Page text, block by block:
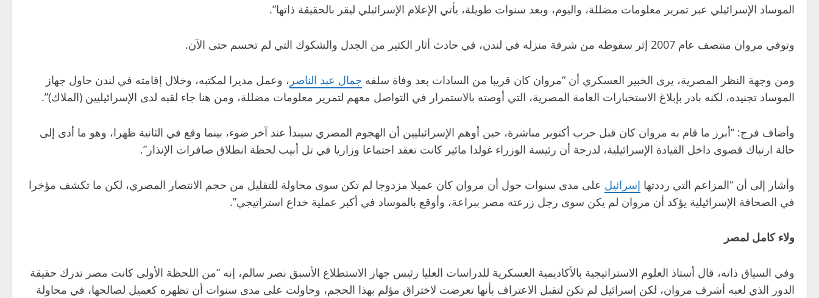
الموساد الإسرائيلي عبر تمرير معلومات مضللة، واليوم، وبعد سنوات طويلة، يأتي الإعلام الإسرائيلي ليقر بالحقيقة ذاتها”.
وتوفي مروان منتصف عام 2007 إثر سقوطه من شرفة منزله في لندن، في حادث أثار الكثير من الجدل والشكوك التي لم تحسم حتى الآن.
ومن وجهة النظر المصرية، يرى الخبير العسكري أن “مروان كان قريبا من السادات بعد وفاة سلفه جمال عبد الناصر ، وعمل مديرا لمكتبه، وخلال إقامته في لندن حاول جهاز
الموساد تجنيده، لكنه بادر بإبلاغ الاستخبارات العامة المصرية، التي أوصته بالاستمرار في التواصل معهم لتمرير معلومات مضللة، ومن هنا جاء لقبه لدى الإسرائيليين (الملاك)”.
وأضاف فرج: “أبرز ما قام به مروان كان قبل حرب أكتوبر مباشرة، حين أوهم الإسرائيليين أن الهجوم المصري سيبدأ عند آخر ضوء، بينما وقع في الثانية ظهرا، وهو ما أدى إلى
حالة ارتباك قصوى داخل القيادة الإسرائيلية، لدرجة أن رئيسة الوزراء غولدا مائير كانت تعقد اجتماعا وزاريا في تل أبيب لحظة انطلاق صافرات الإنذار”.
وأشار إلى أن “المزاعم التي رددتها إسرائيل على مدى سنوات حول أن مروان كان عميلا مزدوجا لم تكن سوى محاولة للتقليل من حجم الانتصار المصري، لكن ما تكشف مؤخرا
في الصحافة الإسرائيلية يؤكد أن مروان لم يكن سوى رجل زرعته مصر ببراعة، وأوقع بالموساد في أكبر عملية خداع استراتيجي”.
ولاء كامل لمصر
وفي السياق ذاته، قال أستاذ العلوم الاستراتيجية بالأكاديمية العسكرية للدراسات العليا رئيس جهاز الاستطلاع الأسبق نصر سالم، إنه “من اللحظة الأولى كانت مصر تدرك حقيقة
الدور الذي لعبه أشرف مروان، لكن إسرائيل لم تكن لتقبل الاعتراف بأنها تعرضت لاختراق مؤلم بهذا الحجم، وحاولت على مدى سنوات أن تظهره كعميل لصالحها، في محاولة